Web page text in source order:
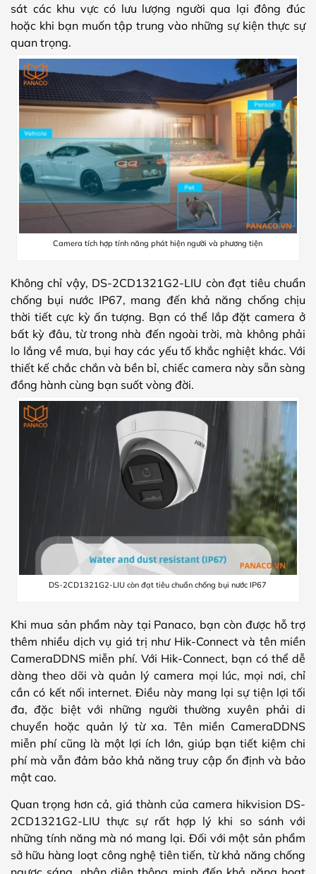
sát các khu vực có lưu lượng người qua lại đông đúc
hoặc khi bạn muốn tập trung vào những sự kiện thực sự
quan trọng.
Camera tích hợp tính năng phát hiện người và phương tiện
Không chỉ vậy, DS-2CD1321G2-LIU còn đạt tiêu chuẩn
chống bụi nước IP67, mang đến khả năng chống chịu
thời tiết cực kỳ ấn tượng. Bạn có thể lắp đặt camera ở
bất kỳ đâu, từ trong nhà đến ngoài trời, mà không phải
lo lắng về mưa, bụi hay các yếu tố khắc nghiệt khác. Với
thiết kế chắc chắn và bền bỉ, chiếc camera này sẵn sàng
đồng hành cùng bạn suốt vòng đời.
DS-2CD1321G2-LIU còn đạt tiêu chuẩn chống bụi nước IP67
Khi mua sản phẩm này tại Panaco, bạn còn được hỗ trợ
thêm nhiều dịch vụ giá trị như Hik-Connect và tên miền
CameraDDNS miễn phí. Với Hik-Connect, bạn có thể dễ
dàng theo dõi và quản lý camera mọi lúc, mọi nơi, chỉ
cần có kết nối internet. Điều này mang lại sự tiện lợi tối
đa, đặc biệt với những người thường xuyên phải di
chuyển hoặc quản lý từ xa. Tên miền CameraDDNS
miễn phí cũng là một lợi ích lớn, giúp bạn tiết kiệm chi
phí mà vẫn đảm bảo khả năng truy cập ổn định và bảo
mật cao.
Quan trọng hơn cả, giá thành của camera hikvision DS-
2CD1321G2-LIU thực sự rất hợp lý khi so sánh với
những tính năng mà nó mang lại. Đối với một sản phẩm
sở hữu hàng loạt công nghệ tiên tiến, từ khả năng chống